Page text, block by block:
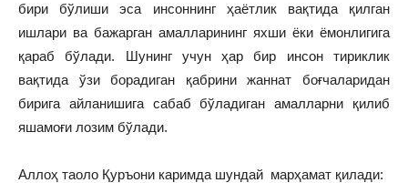
бири бўлиши эса инсоннинг ҳаётлик вақтида қилган
ишлари ва бажарган амалларининг яхши ёки ёмонлигига
қараб бўлади. Шунинг учун ҳар бир инсон тириклик
вақтида ўзи борадиган қабрини жаннат боғчаларидан
бирига айланишига сабаб бўладиган амалларни қилиб
яшамоғи лозим бўлади.
Аллоҳ таоло Қуръони каримда шундай марҳамат қилади: